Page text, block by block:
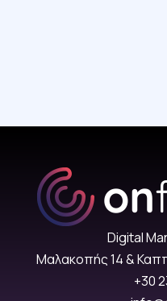
Digital
Μαλακοπής 14 &
+30